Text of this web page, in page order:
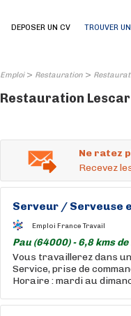
DEPOSER UN CV TROUVER
Emploi> Restauration >
Restauration
Ne ratez
Recevez
Serveur / Serveuse
Emploi France Travail
Pau (64000) - 6,8 kms
Vous travaillerez dans
Service, prise de
Horaire : mardi au